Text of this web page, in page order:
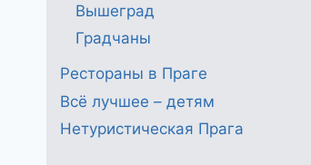
Вышеград
Градчаны
Рестораны в Праге
Всё лучшее – детям
Нетуристическая Прага